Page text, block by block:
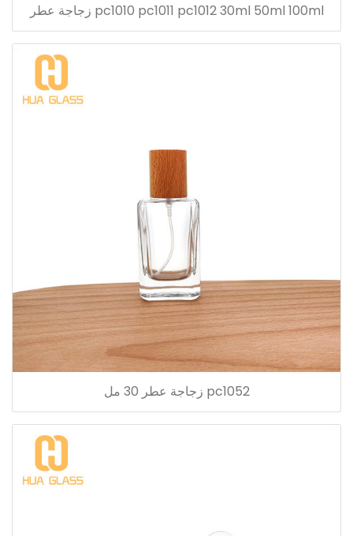
pc1010 pc1011 pc1012 30ml 50ml 100ml زجاجة عطر
pc1052 زجاجة عطر 30 مل